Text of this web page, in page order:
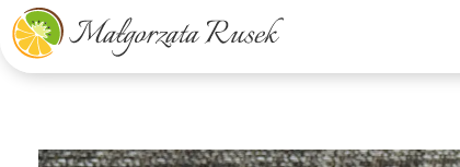
Małgorzata Rusek - dietetyk z pasją
Dietetyka kliniczna & Psychodietetyka